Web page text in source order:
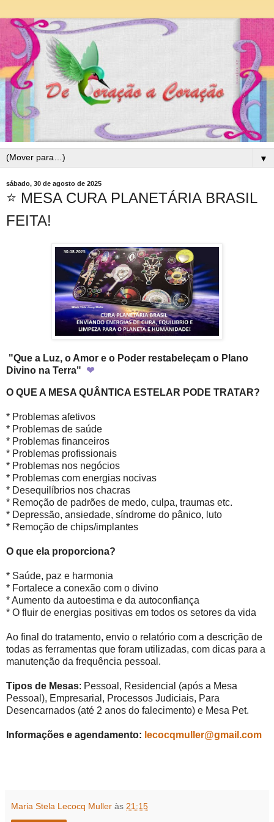
▼
sábado, 30 de agosto de 2025
⭐ MESA CURA PLANETÁRIA BRASIL
FEITA!
"Que a Luz, o Amor e o Poder restabeleçam o Plano
Divino na Terra" ❤
O QUE A MESA QUÂNTICA ESTELAR PODE TRATAR?
* Problemas afetivos
* Problemas de saúde
* Problemas financeiros
* Problemas profissionais
* Problemas nos negócios
* Problemas com energias nocivas
* Desequilíbrios nos chacras
* Remoção de padrões de medo, culpa, traumas etc.
* Depressão, ansiedade, síndrome do pânico, luto
* Remoção de chips/implantes
O que ela proporciona?
* Saúde, paz e harmonia
* Fortalece a conexão com o divino
* Aumento da autoestima e da autoconfiança
* O fluir de energias positivas em todos os setores da vida
Ao final do tratamento, envio o relatório com a descrição de
todas as ferramentas que foram utilizadas, com dicas para a
manutenção da frequência pessoal.
Tipos de Mesas: Pessoal, Residencial (após a Mesa
Pessoal), Empresarial, Processos Judiciais, Para
Desencarnados (até 2 anos do falecimento) e Mesa Pet.
Informações e agendamento: lecocqmuller@gmail.com
Maria Stela Lecocq Muller às 21:15